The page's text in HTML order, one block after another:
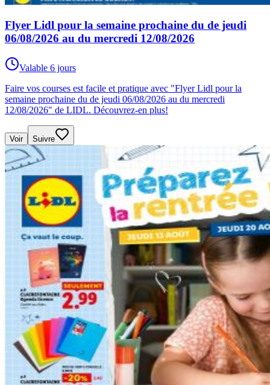
Flyer Lidl pour la semaine prochaine du de jeudi
06/08/2026 au du mercredi 12/08/2026
Valable 6 jours
Faire vos courses est facile et pratique avec "Flyer Lidl pour la
semaine prochaine du de jeudi 06/08/2026 au du mercredi
12/08/2026" de LIDL. Découvrez-en plus!
Voir Suivre